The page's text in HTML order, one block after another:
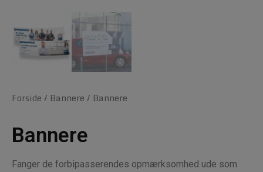
Forside / Bannere / Bannere
Bannere
Fanger de forbipasserendes opmærksomhed ude som